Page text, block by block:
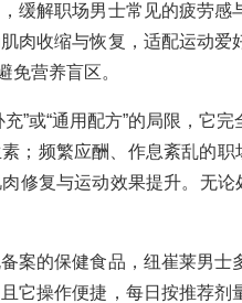
缓解职场男士常见的疲劳
肉收缩与恢复，适配运动
免营养盲区。
”或“通用配方”的局限，它
；频繁应酬、作息紊乱的
修复与运动效果提升。无
案的保健食品，纽崔莱男士
它操作便捷，每日按推荐